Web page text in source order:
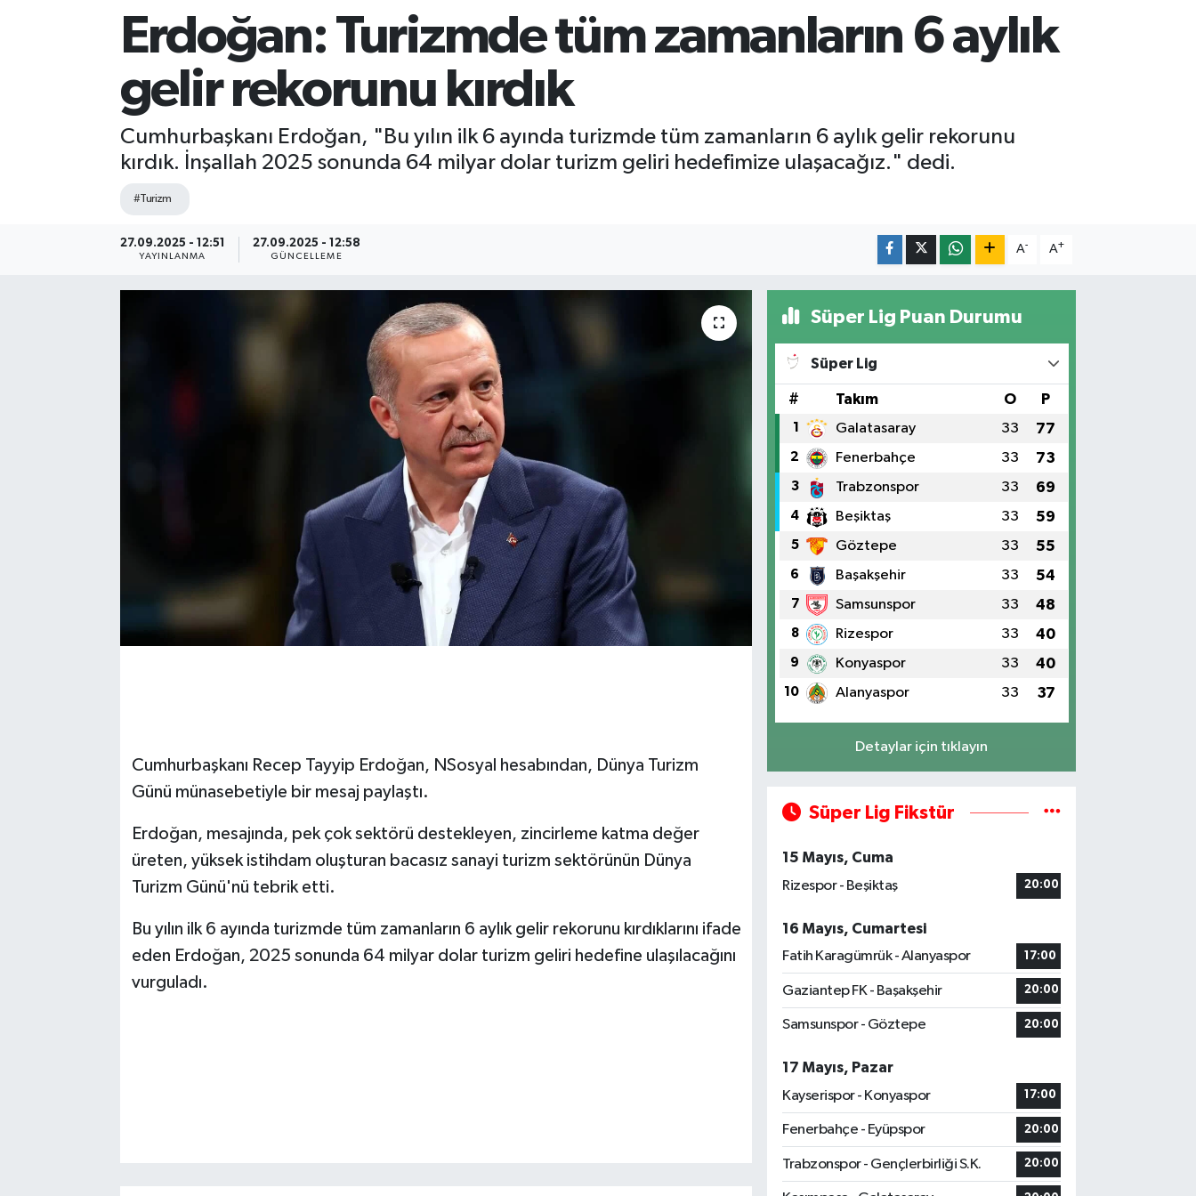
Erdoğan: Turizmde tüm zamanların 6 aylık
gelir rekorunu kırdık
Cumhurbaşkanı Erdoğan, "Bu yılın ilk 6 ayında turizmde tüm zamanların 6 aylık gelir rekorunu
kırdık. İnşallah 2025 sonunda 64 milyar dolar turizm geliri hedefimize ulaşacağız." dedi.
#Turizm
27.09.2025 - 12:51
YAYINLANMA
27.09.2025 - 12:58
GÜNCELLEME
A- A+
Cumhurbaşkanı Recep Tayyip Erdoğan, NSosyal hesabından, Dünya Turizm
Günü münasebetiyle bir mesaj paylaştı.
Erdoğan, mesajında, pek çok sektörü destekleyen, zincirleme katma değer
üreten, yüksek istihdam oluşturan bacasız sanayi turizm sektörünün Dünya
Turizm Günü'nü tebrik etti.
Bu yılın ilk 6 ayında turizmde tüm zamanların 6 aylık gelir rekorunu kırdıklarını ifade
eden Erdoğan, 2025 sonunda 64 milyar dolar turizm geliri hedefine ulaşılacağını
vurguladı.
Süper Lig Puan Durumu
Süper Lig
# Takım O P
1 Galatasaray 33 77
2 Fenerbahçe 33 73
3 Trabzonspor 33 69
4 Beşiktaş 33 59
5 Göztepe 33 55
6 Başakşehir 33 54
7 Samsunspor 33 48
8 Rizespor 33 40
9 Konyaspor 33 40
10 Alanyaspor 33 37
Detaylar için tıklayın
Süper Lig Fikstür
15 Mayıs, Cuma
Rizespor - Beşiktaş
20:00
16 Mayıs, Cumartesi
Fatih Karagümrük - Alanyaspor
17:00
Gaziantep FK - Başakşehir 20:00
Samsunspor - Göztepe 20:00
17 Mayıs, Pazar
Kayserispor - Konyaspor
17:00
Fenerbahçe - Eyüpspor 20:00
Trabzonspor - Gençlerbirliği S.K. 20:00